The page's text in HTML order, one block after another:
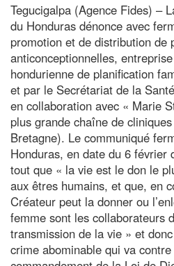
Tegucigalpa (Agence Fides) –
du Honduras dénonce avec
promotion et de distribution de
anticonceptionnelles,
hondurienne de planification
et par le Secrétariat de la
en collaboration avec « Marie
plus grande chaîne de
Bretagne). Le communiqué
Honduras, en date du 6 février
tout que « la vie est le don le
aux êtres humains, et que, en
Créateur peut la donner ou
femme sont les collaborateurs
transmission de la vie » et
crime abominable qui va